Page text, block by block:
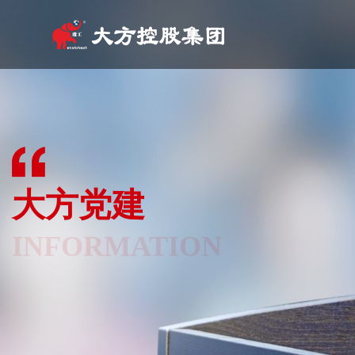
关于我们
ABOU US
服务热线：400-109-9016
产品中心
PRODUCT CENTER
服务热线：400-109-9016
工程案例
CASES
服务热线：400-109-9016
营销网络
NETWORK
服务热线：400-109-9016
科技研发
TECHNOLOGY
服务热线：400-109-9016
新闻资讯
INFORMATION
服务热线：400-109-9016
人力资源
HUMAN RESOURCES
服务热线：400-109-9016
联系我们
CONTACT US
服务热线：400-109-9016
大方党建
INFORMATION